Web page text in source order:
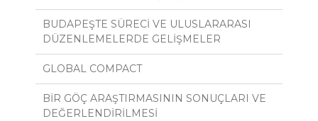
BUDAPEŞTE SÜRECİ VE ULUSLARARASI
DÜZENLEMELERDE GELİŞMELER
GLOBAL COMPACT
BİR GÖÇ ARAŞTIRMASININ SONUÇLARI VE
DEĞERLENDİRİLMESİ